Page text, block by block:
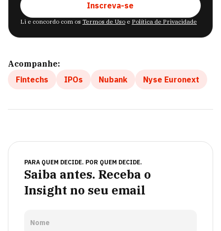
Inscreva-se
Li e concordo com os Termos de Uso e Política de Privacidade
Acompanhe:
Fintechs
IPOs Nubank Nyse Euronext
PARA QUEM DECIDE. POR QUEM DECIDE.
Saiba antes. Receba o
Insight no seu email
Nome